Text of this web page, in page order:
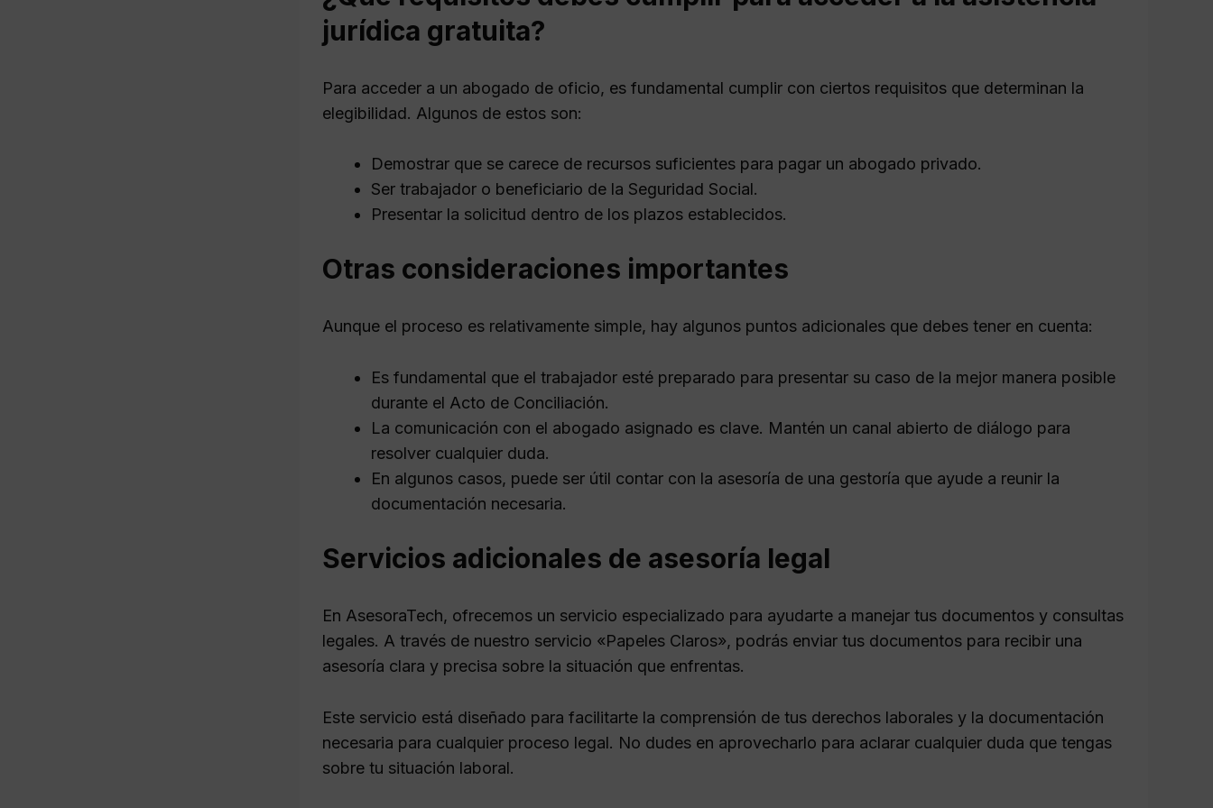
jurídica gratuita?
Para acceder a un abogado de oficio, es fundamental cumplir con ciertos requisitos que determinan la
elegibilidad. Algunos de estos son:
Demostrar que se carece de recursos suficientes para pagar un abogado privado.
Ser trabajador o beneficiario de la Seguridad Social.
Presentar la solicitud dentro de los plazos establecidos.
Otras consideraciones importantes
Aunque el proceso es relativamente simple, hay algunos puntos adicionales que debes tener en cuenta:
Es fundamental que el trabajador esté preparado para presentar su caso de la mejor manera posible
durante el Acto de Conciliación.
La comunicación con el abogado asignado es clave. Mantén un canal abierto de diálogo para
resolver cualquier duda.
En algunos casos, puede ser útil contar con la asesoría de una gestoría que ayude a reunir la
documentación necesaria.
Servicios adicionales de asesoría legal
En AsesoraTech, ofrecemos un servicio especializado para ayudarte a manejar tus documentos y consultas
legales. A través de nuestro servicio «Papeles Claros», podrás enviar tus documentos para recibir una
asesoría clara y precisa sobre la situación que enfrentas.
Este servicio está diseñado para facilitarte la comprensión de tus derechos laborales y la documentación
necesaria para cualquier proceso legal. No dudes en aprovecharlo para aclarar cualquier duda que tengas
sobre tu situación laboral.